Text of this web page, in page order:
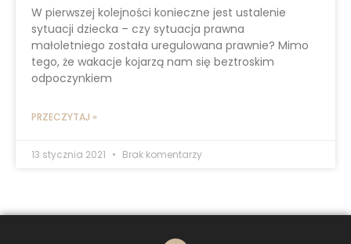
W pierwszej kolejności konieczne jest ustalenie
sytuacji dziecka – czy sytuacja prawna
małoletniego została uregulowana prawnie? Mimo
tego, że wakacje kojarzą nam się beztroskim
odpoczynkiem
PRZECZYTAJ »
13 stycznia 2021 Brak komentarzy